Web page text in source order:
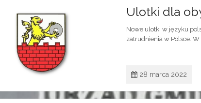
Ulotki dla
Nowe ulotki w języku
zatrudnienia w Polsce.
28 marca 2022